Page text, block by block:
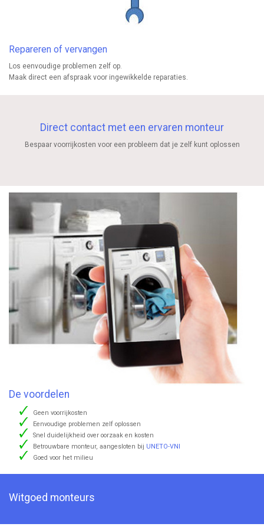
Repareren of vervangen
Los eenvoudige problemen zelf op.
Maak direct een afspraak voor ingewikkelde reparaties.
Direct contact met een ervaren monteur
Bespaar voorrijkosten voor een probleem dat je zelf kunt oplossen
De voordelen
Geen voorrijkosten
Eenvoudige problemen zelf oplossen
Snel duidelijkheid over oorzaak en kosten
Betrouwbare monteur, aangesloten bij UNETO-VNI
Goed voor het milieu
Witgoed monteurs